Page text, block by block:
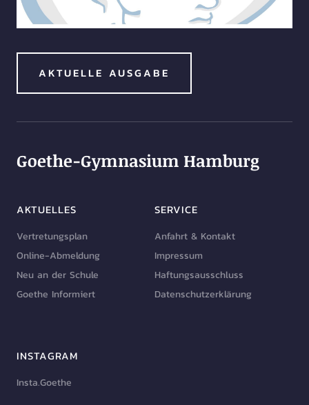
AKTUELLE AUSGABE
Goethe-Gymnasium Hamburg
AKTUELLES
Vertretungsplan
Online-Abmeldung
Neu an der Schule
Goethe Informiert
SERVICE
Anfahrt & Kontakt
Impressum
Haftungsausschluss
Datenschutzerklärung
INSTAGRAM
Insta.Goethe